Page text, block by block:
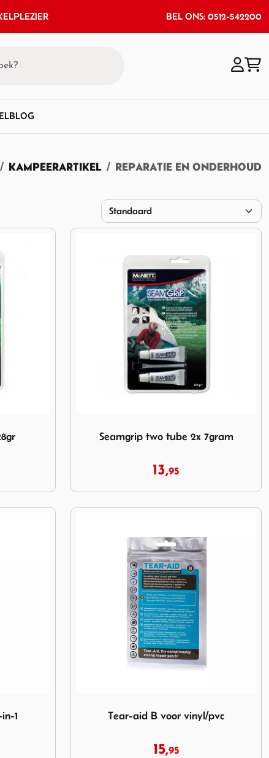
BEL ONS: 0512-542200
BLOG
KAMPEERARTIKEL REPARATIE EN ONDERHOUD
Seamgrip two tube 2x 7gram
13,95
1 Tear-aid B voor vinyl/pvc
15,95